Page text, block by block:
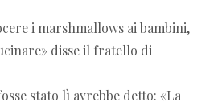
i marshmallows ai bambini,
disse il fratello di
stato lì avrebbe detto: «La